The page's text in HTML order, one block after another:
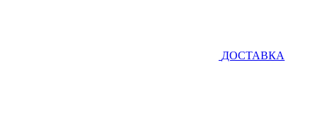
ДОСТАВКА